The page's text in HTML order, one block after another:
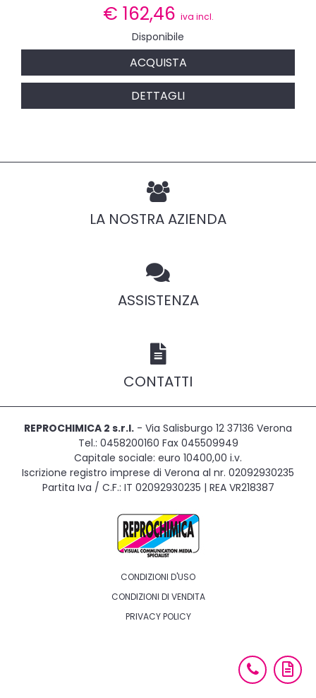
€ 162,46 iva incl.
Disponibile
ACQUISTA
DETTAGLI
LA NOSTRA AZIENDA
ASSISTENZA
CONTATTI
REPROCHIMICA 2 s.r.l. - Via Salisburgo 12 37136 Verona
Tel.: 0458200160 Fax 045509949
Capitale sociale: euro 10400,00 i.v.
Iscrizione registro imprese di Verona al nr. 02092930235
Partita Iva / C.F.: IT 02092930235 | REA VR218387
CONDIZIONI D'USO
CONDIZIONI DI VENDITA
PRIVACY POLICY